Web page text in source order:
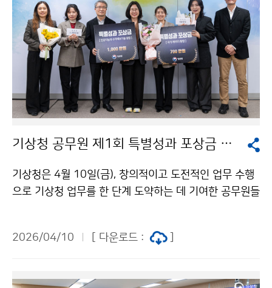
기상청 공무원 제1회 특별성과 포상금 수여식
기상청은 4월 10일(금), 창의적이고 도전적인 업무 수행
으로 기상청 업무를 한 단계 도약하는 데 기여한 공무원들
고, 독창성과 기여도 검증, 내·외부 전문가 심의를 거쳐 최
되었다.
2026/04/10 [ 다운로드 :